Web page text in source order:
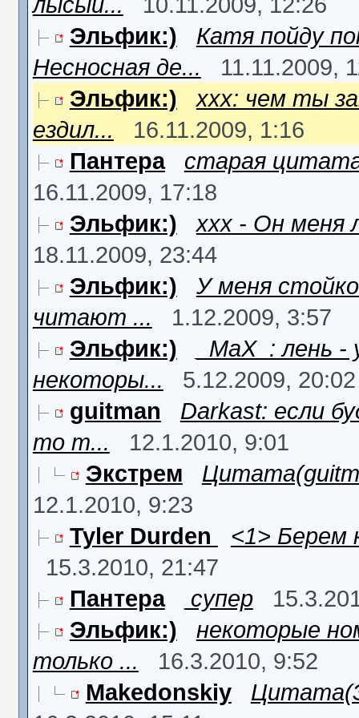
Эльфик:)
Катя пойду
Несносная де...
11.11.2009,
Эльфик:)
xxx: чем ты
ездил...
16.11.2009, 1:16
Пантера
старая
16.11.2009, 17:18
Эльфик:)
xxx - Он меня
18.11.2009, 23:44
Эльфик:)
У меня
читают ...
1.12.2009, 3:57
Эльфик:)
_MaX_: лень
некоторы...
5.12.2009, 20:02
guitman
Darkast: если
то т...
12.1.2010, 9:01
Экстрем
12.1.2010, 9:23
Tyler Durden
<1> Берем
15.3.2010, 21:47
Пантера
супер
Эльфик:)
некоторые
только ...
16.3.2010, 9:52
Makedonskiy